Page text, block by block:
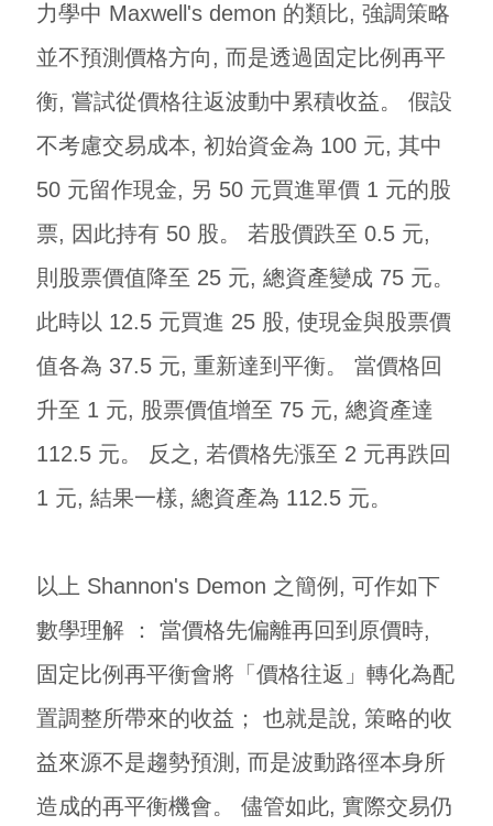
力學中 Maxwell's demon 的類比, 強調策略
並不預測價格方向, 而是透過固定比例再平
衡, 嘗試從價格往返波動中累積收益。 假設
不考慮交易成本, 初始資金為 100 元, 其中
50 元留作現金, 另 50 元買進單價 1 元的股
票, 因此持有 50 股。 若股價跌至 0.5 元,
則股票價值降至 25 元, 總資產變成 75 元。
此時以 12.5 元買進 25 股, 使現金與股票價
值各為 37.5 元, 重新達到平衡。 當價格回
升至 1 元, 股票價值增至 75 元, 總資產達
112.5 元。 反之, 若價格先漲至 2 元再跌回
1 元, 結果一樣, 總資產為 112.5 元。
以上 Shannon's Demon 之簡例, 可作如下
數學理解 ： 當價格先偏離再回到原價時,
固定比例再平衡會將「價格往返」轉化為配
置調整所帶來的收益； 也就是說, 策略的收
益來源不是趨勢預測, 而是波動路徑本身所
造成的再平衡機會。 儘管如此, 實際交易仍